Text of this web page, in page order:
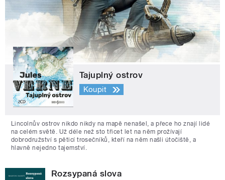
Tajuplný ostrov
Koupit
Lincolnův ostrov nikdo nikdy na mapě nenašel, a přece ho znají lidé
na celém světě. Už déle než sto třicet let na něm prožívají
dobrodružství s pěticí trosečníků, kteří na něm našli útočiště, a
hlavně nejedno tajemství.
Rozsypaná slova